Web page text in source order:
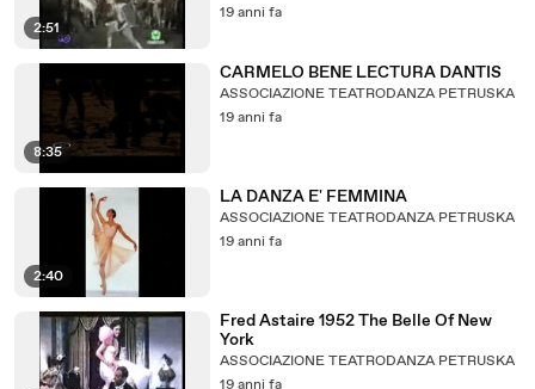
2:51
19 anni fa
8:35
CARMELO BENE LECTURA DANTIS
ASSOCIAZIONE TEATRODANZA PETRUSKA
19 anni fa
2:40
LA DANZA E' FEMMINA
ASSOCIAZIONE TEATRODANZA PETRUSKA
19 anni fa
Fred Astaire 1952 The Belle Of New
York
ASSOCIAZIONE TEATRODANZA PETRUSKA